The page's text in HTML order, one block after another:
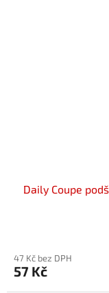
Daily Coupe
47 Kč bez DPH
57 Kč